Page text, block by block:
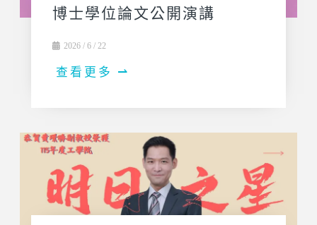
博士學位論文公開演講
2026 / 6 / 22
查看更多 ⇀